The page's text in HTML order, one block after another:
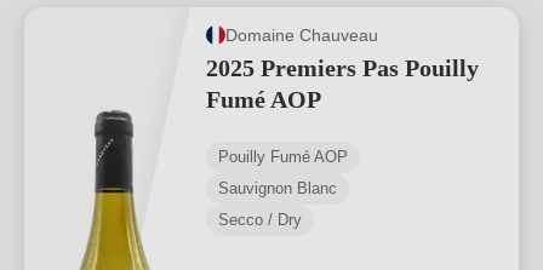
Domaine Chauveau
2025 Premiers Pas Pouilly
Fumé AOP
Pouilly Fumé AOP
Sauvignon Blanc
Secco / Dry